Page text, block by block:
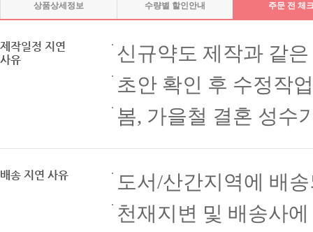
상품상세정보 수량별 할인안내 주문 전 체
제작일정 지연
사유
신규약도 제작과 같
초안 확인 후 수정작
봄, 가을철 결혼 성수
배송 지연 사유
도서/산간지역에 배
천재지변 및 배송사